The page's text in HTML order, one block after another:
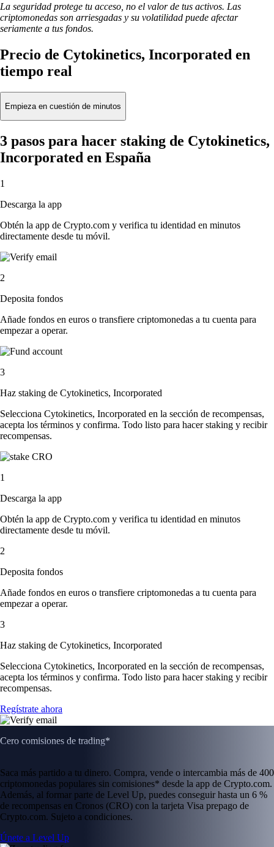
La seguridad protege tu acceso, no el valor de tus activos. Las
criptomonedas son arriesgadas y su volatilidad puede afectar
seriamente a tus fondos.
Precio de Cytokinetics, Incorporated en
tiempo real
Empieza en cuestión de minutos
3 pasos para hacer staking de Cytokinetics,
Incorporated en España
1
Descarga la app
Obtén la app de Crypto.com y verifica tu identidad en minutos
directamente desde tu móvil.
2
Deposita fondos
Añade fondos en euros o transfiere criptomonedas a tu cuenta para
empezar a operar.
3
Haz staking de Cytokinetics, Incorporated
Selecciona Cytokinetics, Incorporated en la sección de recompensas,
acepta los términos y confirma. Todo listo para hacer staking y recibir
recompensas.
1
Descarga la app
Obtén la app de Crypto.com y verifica tu identidad en minutos
directamente desde tu móvil.
2
Deposita fondos
Añade fondos en euros o transfiere criptomonedas a tu cuenta para
empezar a operar.
3
Haz staking de Cytokinetics, Incorporated
Selecciona Cytokinetics, Incorporated en la sección de recompensas,
acepta los términos y confirma. Todo listo para hacer staking y recibir
recompensas.
Regístrate ahora
Cero comisiones de trading*
Saca más partido a tu dinero. Compra, vende o intercambia más de 400
criptomonedas populares sin comisiones* desde la app de Crypto.com.
Además, al formar parte de Level Up, puedes conseguir hasta un 6 %
de recompensas en Cronos (CRO) con la tarjeta Visa prepago de
Crypto.com. Sujeto a condiciones.
Únete a Level Up